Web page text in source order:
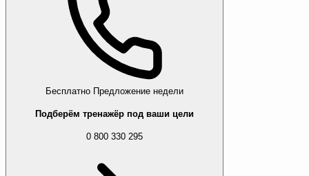
Бесплатно Предложение недели
Подберём тренажёр под ваши цели
0 800 330 295